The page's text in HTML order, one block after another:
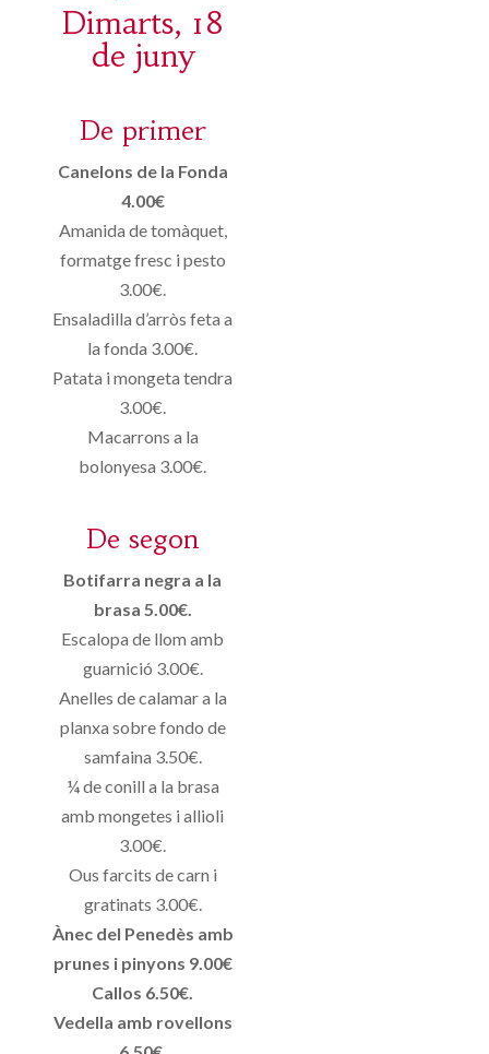
Dimarts, 18
de juny
De primer
Canelons de la Fonda
4.00€
Amanida de tomàquet,
formatge fresc i pesto
3.00€.
Ensaladilla d’arròs feta a
la fonda 3.00€.
Patata i mongeta tendra
3.00€.
Macarrons a la
bolonyesa 3.00€.
De segon
Botifarra negra a la
brasa 5.00€.
Escalopa de llom amb
guarnició 3.00€.
Anelles de calamar a la
planxa sobre fondo de
samfaina 3.50€.
¼ de conill a la brasa
amb mongetes i allioli
3.00€.
Ous farcits de carn i
gratinats 3.00€.
Ànec del Penedès amb
prunes i pinyons 9.00€
Callos 6.50€.
Vedella amb rovellons